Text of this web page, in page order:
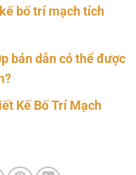
bố trí mạch tích
bán dẫn có thể được
Kế Bố Trí Mạch